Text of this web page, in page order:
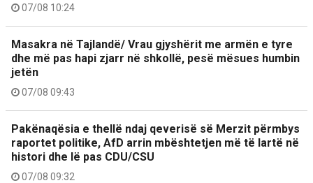
07/08 10:24
Masakra në Tajlandë/ Vrau gjyshërit me armën e tyre
dhe më pas hapi zjarr në shkollë, pesë mësues humbin
jetën
07/08 09:43
Pakënaqësia e thellë ndaj qeverisë së Merzit përmbys
raportet politike, AfD arrin mbështetjen më të lartë në
histori dhe lë pas CDU/CSU
07/08 09:32